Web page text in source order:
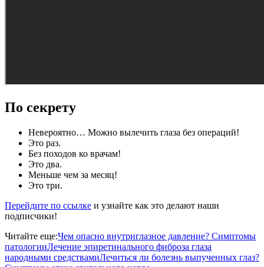
По секрету
Невероятно… Можно вылечить глаза без операций!
Это раз.
Без походов ко врачам!
Это два.
Меньше чем за месяц!
Это три.
Перейдите по ссылке и узнайте как это делают наши
подписчики!
Читайте еще:Чем опасно внутриглазное давление? Симптомы
патологииЛечение эпиретинального фиброза глаза
народными средствамиЛечиться ли болезнь выпученных глаз?